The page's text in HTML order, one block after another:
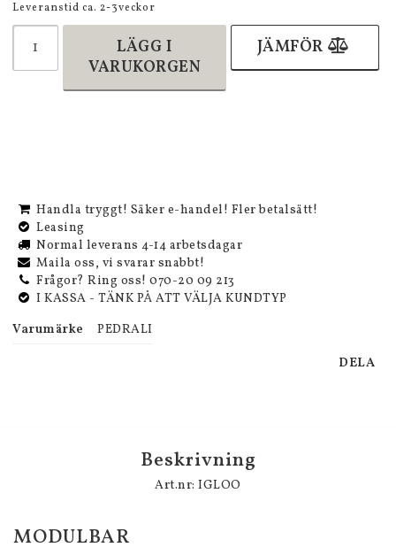
Leveranstid ca. 2-3veckor
LÄGG I
VARUKORGEN
JÄMFÖR
Handla tryggt! Säker e-handel! Fler betalsätt!
Leasing
Normal leverans 4-14 arbetsdagar
Maila oss, vi svarar snabbt!
Frågor? Ring oss! 070-20 09 213
I KASSA - TÄNK PÅ ATT VÄLJA KUNDTYP
Varumärke
PEDRALI
DELA
Beskrivning
Art.nr: IGLOO
MODULBAR